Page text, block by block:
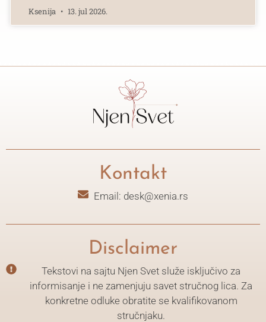
Ksenija 13. jul 2026.
Kontakt
Email: desk@xenia.rs
Disclaimer
Tekstovi na sajtu Njen Svet služe isključivo za
informisanje i ne zamenjuju savet stručnog lica. Za
konkretne odluke obratite se kvalifikovanom
stručnjaku.